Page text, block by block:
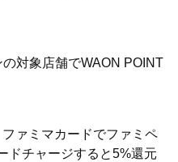
の対象店舗でWAON POINT
ファミマカードでファミペ
ドチャージすると5%還元